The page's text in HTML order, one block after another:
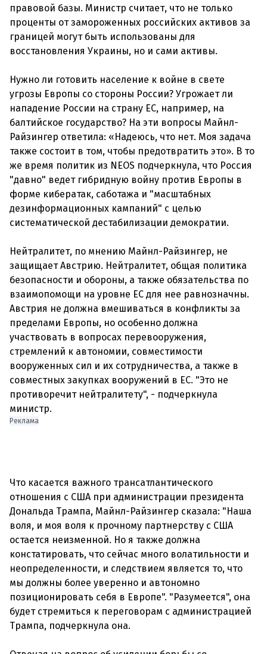
правовой базы. Министр считает, что не только
проценты от замороженных российских активов за
границей могут быть использованы для
восстановления Украины, но и сами активы.
Нужно ли готовить население к войне в свете
угрозы Европы со стороны России? Угрожает ли
нападение России на страну ЕС, например, на
балтийское государство? На эти вопросы Майнл-
Райзингер ответила: «Надеюсь, что нет. Моя задача
также состоит в том, чтобы предотвратить это». В то
же время политик из NEOS подчеркнула, что Россия
"давно" ведет гибридную войну против Европы в
форме кибератак, саботажа и "масштабных
дезинформационных кампаний" с целью
систематической дестабилизации демократии.
Нейтралитет, по мнению Майнл-Райзингер, не
защищает Австрию. Нейтралитет, общая политика
безопасности и обороны, а также обязательства по
взаимопомощи на уровне ЕС для нее равнозначны.
Австрия не должна вмешиваться в конфликты за
пределами Европы, но особенно должна
участвовать в вопросах перевооружения,
стремлений к автономии, совместимости
вооруженных сил и их сотрудничества, а также в
совместных закупках вооружений в ЕС. "Это не
противоречит нейтралитету", - подчеркнула
министр.
Реклама
Что касается важного трансатлантического
отношения с США при администрации президента
Дональда Трампа, Майнл-Райзингер сказала: "Наша
воля, и моя воля к прочному партнерству с США
остается неизменной. Но я также должна
констатировать, что сейчас много волатильности и
неопределенности, и следствием является то, что
мы должны более уверенно и автономно
позиционировать себя в Европе". "Разумеется", она
будет стремиться к переговорам с администрацией
Трампа, подчеркнула она.